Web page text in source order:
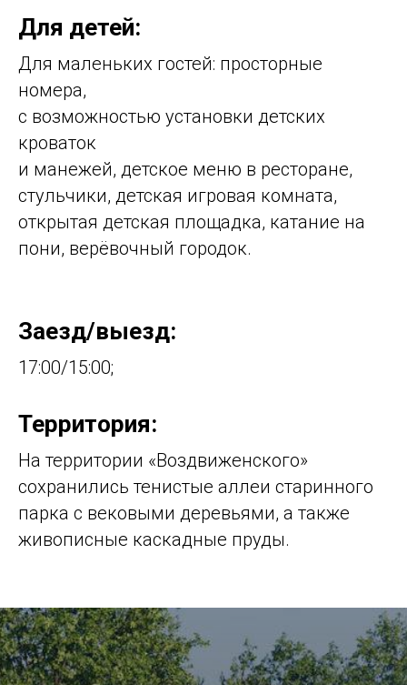
Для детей:
Для маленьких гостей: просторные
номера,
с возможностью установки детских
кроваток
и манежей, детское меню в ресторане,
стульчики, детская игровая комната,
открытая детская площадка, катание на
пони, верёвочный городок.
Заезд/выезд:
17:00/15:00;
Территория:
На территории «Воздвиженского»
сохранились тенистые аллеи старинного
парка с вековыми деревьями, а также
живописные каскадные пруды.